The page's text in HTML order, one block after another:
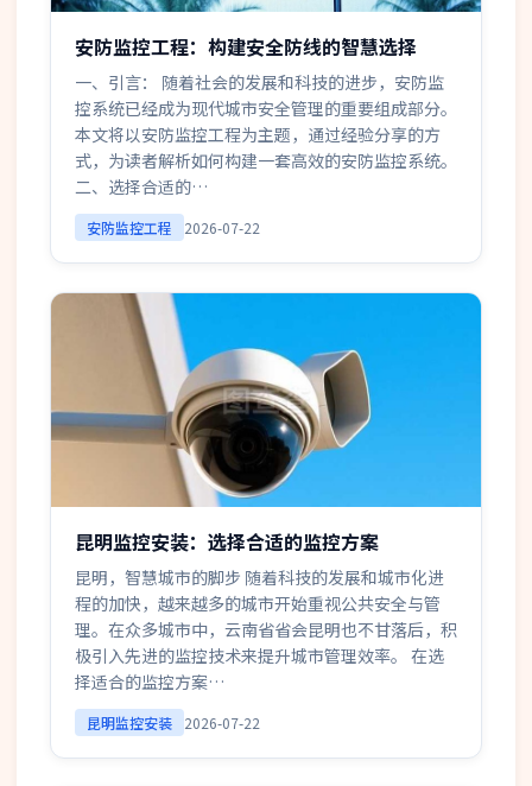
安防监控工程：构建安全防线的智慧选择
一、引言： 随着社会的发展和科技的进步，安防监
控系统已经成为现代城市安全管理的重要组成部分。
本文将以安防监控工程为主题，通过经验分享的方
式，为读者解析如何构建一套高效的安防监控系统。
二、选择合适的…
安防监控工程 2026-07-22
昆明监控安装：选择合适的监控方案
昆明，智慧城市的脚步 随着科技的发展和城市化进
程的加快，越来越多的城市开始重视公共安全与管
理。在众多城市中，云南省省会昆明也不甘落后，积
极引入先进的监控技术来提升城市管理效率。 在选
择适合的监控方案…
昆明监控安装 2026-07-22